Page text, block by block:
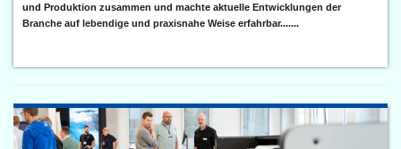
und Produktion zusammen und machte aktuelle Entwicklungen der
Branche auf lebendige und praxisnahe Weise erfahrbar.......